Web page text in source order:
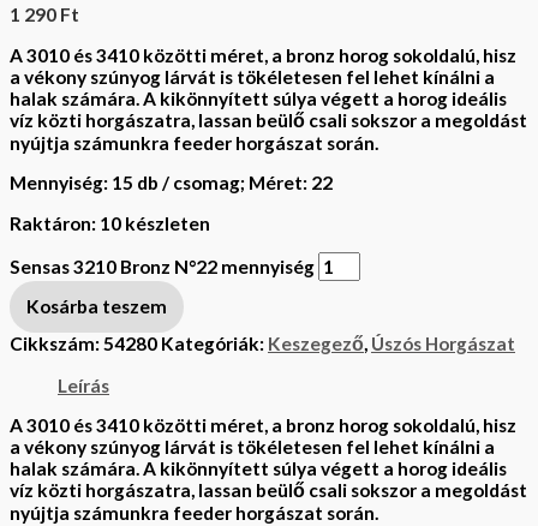
1 290 Ft
A 3010 és 3410 közötti méret, a bronz horog sokoldalú, hisz
a vékony szúnyog lárvát is tökéletesen fel lehet kínálni a
halak számára. A kikönnyített súlya végett a horog ideális
víz közti horgászatra, lassan beülő csali sokszor a megoldást
nyújtja számunkra feeder horgászat során.
Mennyiség: 15 db / csomag; Méret: 22
Raktáron: 10 készleten
Sensas 3210 Bronz N°22 mennyiség
Kosárba teszem
Cikkszám:54280 Kategóriák: Keszegező, Úszós Horgászat
Leírás
A 3010 és 3410 közötti méret, a bronz horog sokoldalú, hisz
a vékony szúnyog lárvát is tökéletesen fel lehet kínálni a
halak számára. A kikönnyített súlya végett a horog ideális
víz közti horgászatra, lassan beülő csali sokszor a megoldást
nyújtja számunkra feeder horgászat során.